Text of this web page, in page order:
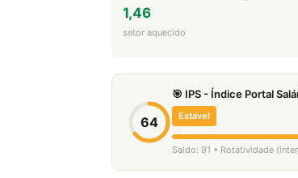
1,46
setor aquecido
64
🎯 IPS - Índice Portal
Estável
Saldo: 91 • Rotatividade